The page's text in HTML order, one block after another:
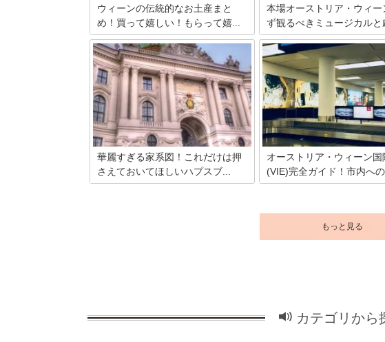
ウィーンの伝統的なお土産まと
め！買って嬉しい！もらって嬉...
オーストリアの首都であるウィーン。英
語表記ではVIENNA（ヴィエナ）と言い
ます。メインストリートは、「リング」
という、環状の珍しい形をした都市。
「音楽の都」とも呼ばれ、沢山の音楽家
が活躍した街です。洋菓子や伝統工芸品
も名高く、貰う方も感動するほどお土産
品のクオリティは高いです！
本場オーストリア・ウィー
ず観るべきミュージカルと
ウィーンで楽しめる音楽という
ラだったりクラシックコンサー
りがすぐに思い浮かぶのではな
うか。実はミュージカルも制作
演されているのです。ミュージ
メリカのブロードウェイやイギ
エストエンドだけではないの
で本場で見てほしいウィーン・
カルについて、紹介します。
華麗すぎる家系図！これだけは押
さえておいてほしいハプスブ...
オーストリア・ウィーン国
(VIE)完全ガイド！市内への
が抜群。市内アクセスは色々あ
Sバーン、鉄道、レイルジェッ
ジンタクシー…結局どれを使え
もっと見る
カテゴリから